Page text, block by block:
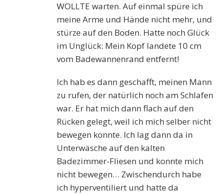
WOLLTE warten. Auf einmal spüre ich
meine Arme und Hände nicht mehr, und
stürze auf den Boden. Hatte noch Glück
im Unglück: Mein Kopf landete 10 cm
vom Badewannenrand entfernt!
Ich hab es dann geschafft, meinen Mann
zu rufen, der natürlich noch am Schlafen
war. Er hat mich dann flach auf den
Rücken gelegt, weil ich mich selber nicht
bewegen konnte. Ich lag dann da in
Unterwäsche auf den kalten
Badezimmer-Fliesen und konnte mich
nicht bewegen… Zwischendurch habe
ich hyperventiliert und hatte da